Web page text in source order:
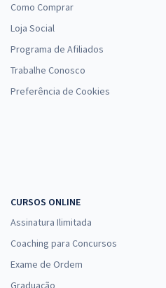
Como Comprar
Loja Social
Programa de Afiliados
Trabalhe Conosco
Preferência de Cookies
CURSOS ONLINE
Assinatura Ilimitada
Coaching para Concursos
Exame de Ordem
Graduação